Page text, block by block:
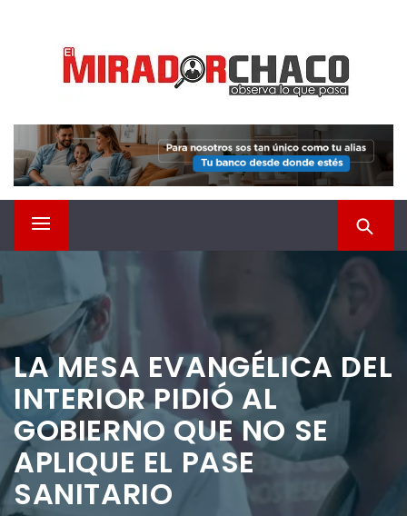
contenido
EL MIRADOR CHACO
Observá lo que pasa
Menú
LA MESA EVANGÉLICA DEL
INTERIOR PIDIÓ AL
GOBIERNO QUE NO SE
APLIQUE EL PASE
SANITARIO